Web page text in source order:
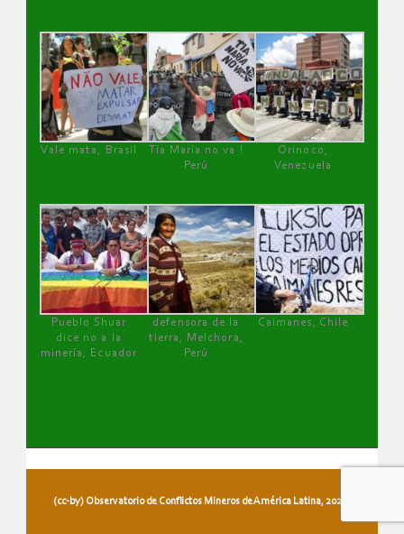
Vale mata, Brasil
Tía María no va !
Perú
Orinoco,
Venezuela
Pueblo Shuar
dice no a la
minería, Ecuador
defensora de la
tierra, Melchora,
Perú
Caimanes, Chile
(cc-by) Observatorio de Conflictos Mineros de América Latina, 2026